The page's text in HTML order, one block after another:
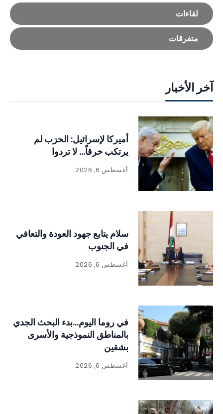
لقاءات
متفرقات
آخر الأخبار
أميركا لإسرائيل: الحزب لم
يرتكب خرقاً… لا تردوا
أغسطس 6, 2026
سلام يتابع جهود العودة والتعافي
في الجنوب
أغسطس 6, 2026
في روما اليوم…بدء البحث الجدي
بالمناطق النموذجية والأسرى
بشقين
أغسطس 6, 2026